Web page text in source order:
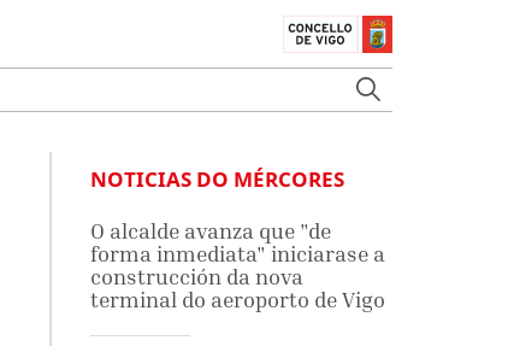
NOTICIAS DO MÉRCORES
O alcalde avanza que "de
forma inmediata" iniciarase a
construcción da nova
terminal do aeroporto de Vigo